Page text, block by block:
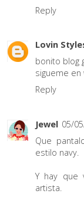
Reply
Lovin
bonito blog
sigueme en
Reply
Jewel 05/
Que
estilo navy.
Y hay que
artista.